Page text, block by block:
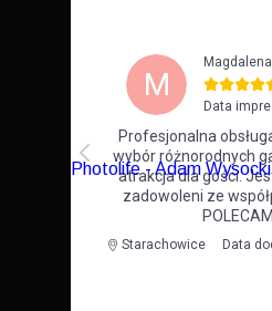
Photolife - Adam Wysocki